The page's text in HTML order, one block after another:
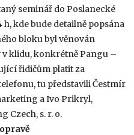
seminář do Poslanecké
h, kde bude detailně popsána
bloku byl věnován
klidu, konkrétně Pangu –
řidičům platit za
tu představili Čestmír
a Ivo Prikryl,
Czech, s. r. o.